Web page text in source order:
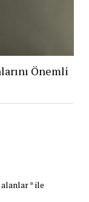
Önemli
*ile